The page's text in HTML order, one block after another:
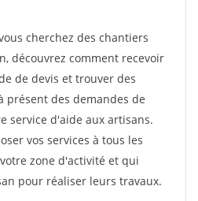
cherchez des chantiers
découvrez comment recevoir
de devis et trouver des
présent des demandes de
service d'aide aux artisans.
vos services à tous les
zone d'activité et qui
pour réaliser leurs travaux.